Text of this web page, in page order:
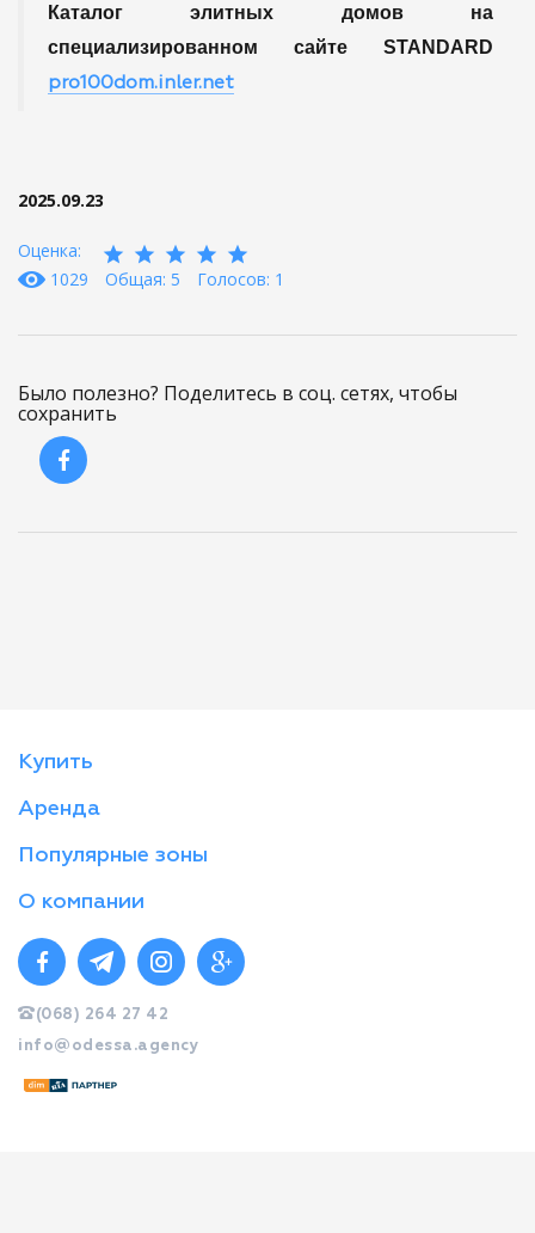
Каталог элитных домов на
специализированном сайте STANDARD
pro100dom.inler.net
2025.09.23
Оценка:
1029
Общая: 5 Голосов: 1
Было полезно? Поделитесь в соц. сетях, чтобы
сохранить
Купить
Аренда
Популярные зоны
О компании
(068) 264 27 42
info@odessa.agency